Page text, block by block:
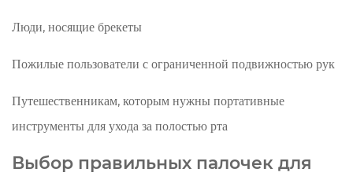
Люди, носящие брекеты
Пожилые пользователи с ограниченной подвижностью рук
Путешественникам, которым нужны портативные
инструменты для ухода за полостью рта
Выбор правильных палочек для